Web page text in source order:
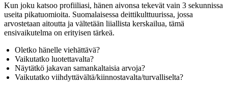
Kun joku katsoo profiiliasi, hänen aivonsa tekevät vain 3 sekunnissa
useita pikatuomioita. Suomalaisessa deittikulttuurissa, jossa
arvostetaan aitoutta ja vältetään liiallista kerskailua, tämä
ensivaikutelma on erityisen tärkeä.
Oletko hänelle viehättävä?
Vaikutatko luotettavalta?
Näytätkö jakavan samankaltaisia arvoja?
Vaikutatko viihdyttävältä/kiinnostavalta/turvalliselta?